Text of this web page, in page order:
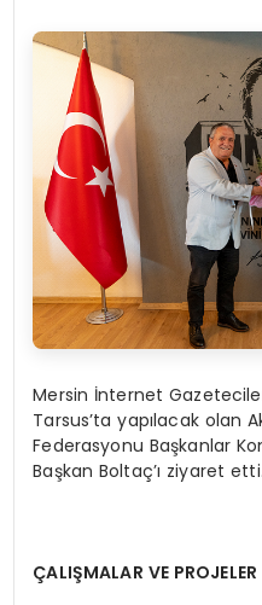
Mersin İnternet
Tarsus’ta yapılacak olan
Federasyonu Başkanlar
Başkan Boltaç’ı ziyaret etti.
ÇALIŞMALAR VE